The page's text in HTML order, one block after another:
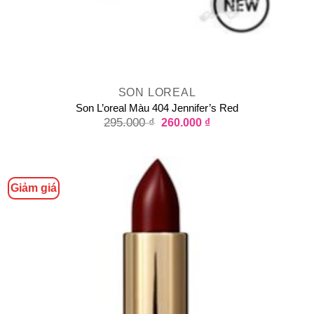
SON LOREAL
Son L’oreal Màu 404 Jennifer’s Red
295.000₫ 260.000 ₫
Giảm giá